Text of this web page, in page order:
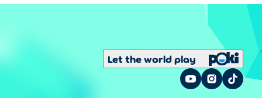
Let the world play